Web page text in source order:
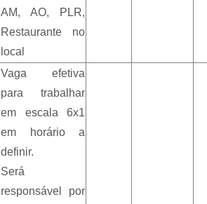
AM, AO, PLR,
Restaurante no
local
Vaga efetiva
para trabalhar
em escala 6x1
em horário a
definir.
Será
responsável por